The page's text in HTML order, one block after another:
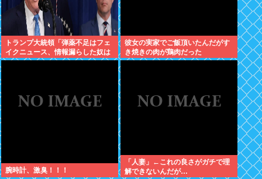
トランプ大統領「弾薬不足はフェ
イクニュース、情報漏らした奴は
極刑」
彼女の実家でご飯頂いたんだがす
き焼きの肉が鶏肉だった
腕時計、激臭！！！
「人妻」←これの良さがガチで理
解できないんだが…